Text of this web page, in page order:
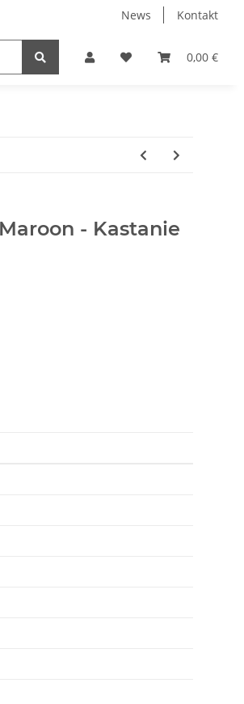
News Kontakt
0,00 €
mit Wunschdruck Taschen
- Kastanie